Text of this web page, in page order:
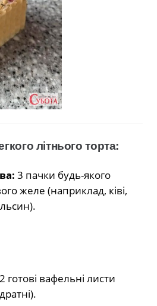
літнього торта:
3 пачки будь-якого
желе (наприклад, ківі,
2 готові вафельні листи